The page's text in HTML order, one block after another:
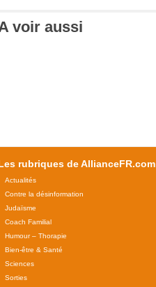
voir aussi
rubriques de AllianceFR.com
Actualités
Contre la désinformation
Judaïsme
Coach Familial
Humour – Thorapie
Bien-être & Santé
Sciences
Sorties